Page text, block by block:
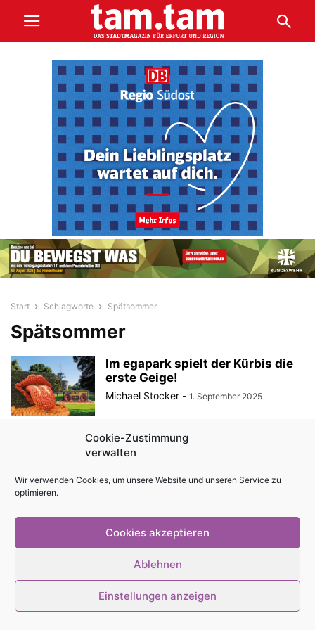
Cookie-Zustimmung
verwalten
Wir verwenden Cookies, um unsere Website und unseren Service zu
optimieren.
Cookies akzeptieren
Ablehnen
Einstellungen anzeigen
Start Schlagworte Spätsommer
Spätsommer
Im egapark spielt der Kürbis die
erste Geige!
Michael Stocker - 1. September 2025
© Stadtmagazin tam.tam 2026